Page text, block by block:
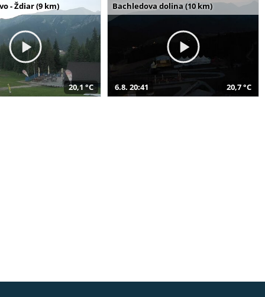
- Ždiar (9 km)
20,1 °C
Bachledova dolina (10 km)
6.8. 20:41 20,7 °C